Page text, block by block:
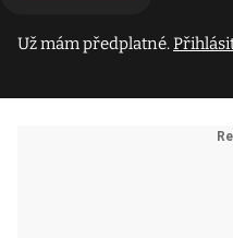
Už mám předplatné.